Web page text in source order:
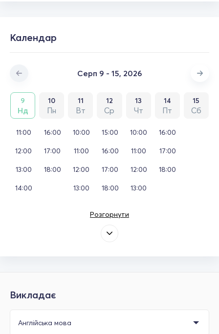
Календар
Серп 9 - 15, 2026
9
Нд
10
Пн
11
Вт
12
Ср
13
Чт
14
Пт
15
Сб
11:00
12:00
13:00
14:00
16:00
17:00
18:00
10:00
11:00
12:00
13:00
15:00
16:00
17:00
18:00
10:00
11:00
12:00
13:00
16:00
17:00
18:00
Розгорнути
Викладає